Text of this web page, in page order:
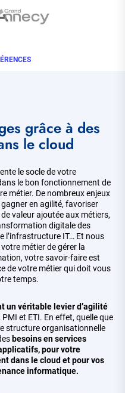
grâce à des
le cloud
le socle de votre
le bon fonctionnement de
métier. De nombreux enjeux
en agilité, favoriser
valeur ajoutée aux métiers,
digitale des
l’infrastructure IT… Et nous
métier de gérer la
votre savoir-faire est
de votre métier qui doit vous
temps.
un véritable levier d’agilité
et ETI. En effet, quelle que
structure organisationnelle
besoins en services
pour votre
dans le cloud et pour vos
informatique.